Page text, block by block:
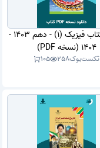
دانلود کتاب فیزیک (1) - دهم 1403 -
1404 (نسخه PDF)
تکست‌بوک258
105